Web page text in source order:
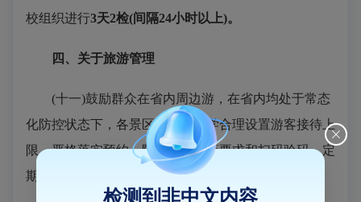
校组织进行3天2检(间隔24小时以上)。
四、关于旅游管理
(十一)鼓励群众在省内周边游，在省内均处于常态
化防控状态下，各景区景点要科学合理设置游客接待上
限，严格落实预约、限流、错峰等要求和扫码验码、定
期清洁、通风消毒等措施。
检测到非中文内容